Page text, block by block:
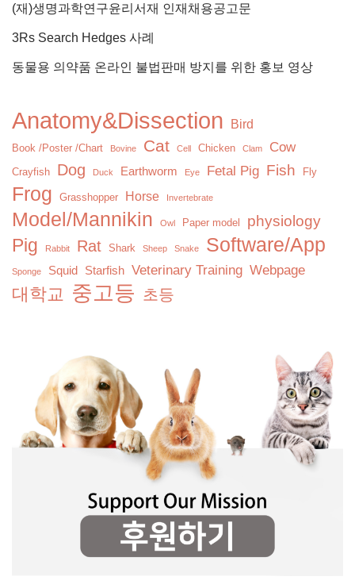
(재)생명과학연구윤리서재 인재채용공고문
3Rs Search Hedges 사례
동물용 의약품 온라인 불법판매 방지를 위한 홍보 영상
Anatomy&Dissection Bird
Book /Poster /Chart Bovine Cat Cell Chicken Clam Cow
Crayfish Dog Duck Earthworm Eye Fetal Pig Fish Fly
Frog Grasshopper Horse Invertebrate
Model/Mannikin Owl Paper model physiology
Pig Rabbit Rat Shark Sheep Snake Software/App
Sponge Squid Starfish Veterinary Training Webpage
대학교 중고등 초등